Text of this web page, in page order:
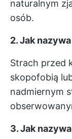
naturalnym
osób.
2. Jak
Strach przed
skopofobią
nadmiernym
3. Jak